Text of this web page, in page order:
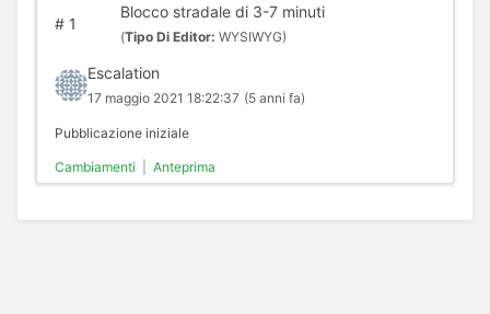
#1
Blocco stradale di 3-7 minuti
(Tipo Di Editor: WYSIWYG)
Escalation
17 maggio 2021 18:22:37 (5 anni fa)
Pubblicazione iniziale
Cambiamenti Anteprima